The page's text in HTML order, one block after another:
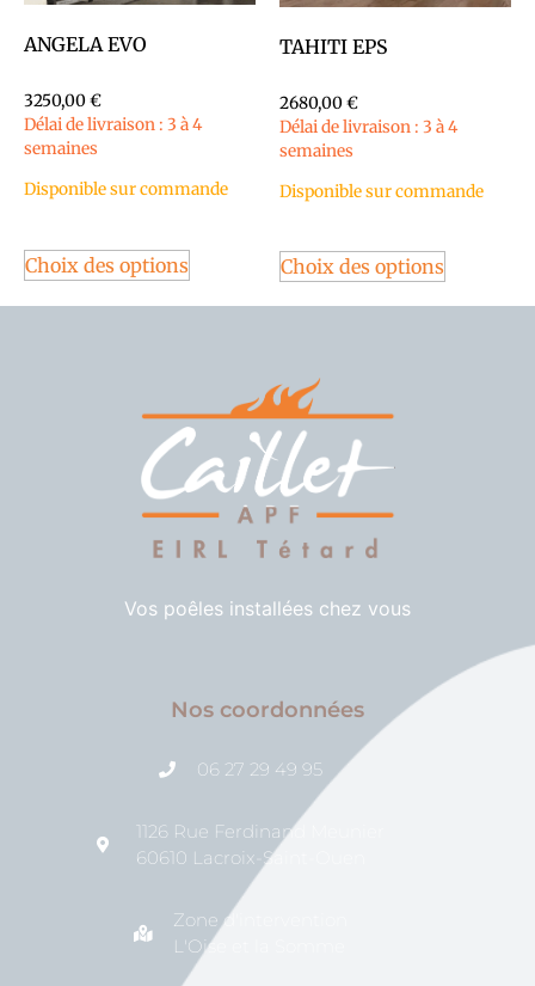
ANGELA EVO
3250,00€
Délai de livraison : 3 à 4
semaines
Disponible sur commande
Choix des options
TAHITI EPS
2680,00€
Délai de livraison : 3 à 4
semaines
Disponible sur commande
Choix des options
Vos poêles installées chez vous
Nos coordonnées
06 27 29 49 95
1126 Rue Ferdinand Meunier
60610 Lacroix-Saint-Ouen
Zone d'intervention
L'Oise et la Somme